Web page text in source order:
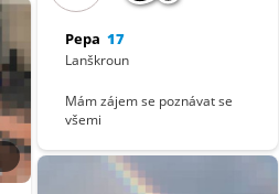
Pepa 17
Lanškroun
Mám zájem se poznávat se
všemi